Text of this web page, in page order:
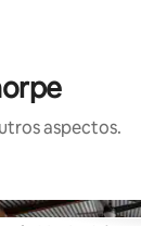
aspectos.